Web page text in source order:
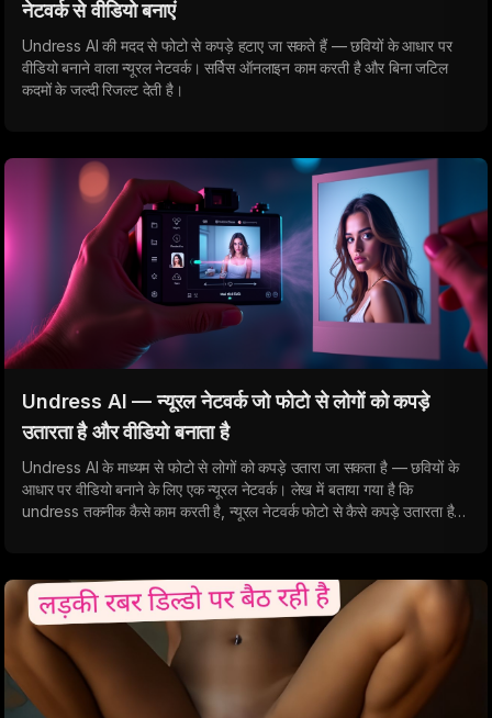
नेटवर्क से वीडियो बनाएं
Undress AI की मदद से फोटो से कपड़े हटाए जा सकते हैं — छवियों के आधार पर
वीडियो बनाने वाला न्यूरल नेटवर्क। सर्विस ऑनलाइन काम करती है और बिना जटिल
कदमों के जल्दी रिजल्ट देती है।
Undress AI — न्यूरल नेटवर्क जो फोटो से लोगों को कपड़े
उतारता है और वीडियो बनाता है
Undress AI के माध्यम से फोटो से लोगों को कपड़े उतारा जा सकता है — छवियों के
आधार पर वीडियो बनाने के लिए एक न्यूरल नेटवर्क। लेख में बताया गया है कि
undress तकनीक कैसे काम करती है, न्यूरल नेटवर्क फोटो से कैसे कपड़े उतारता है,